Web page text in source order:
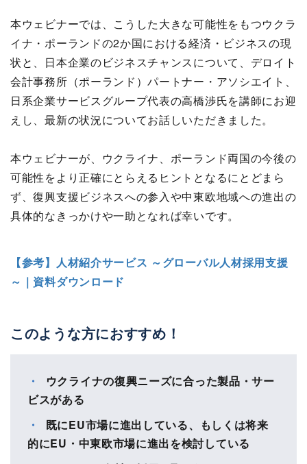
本ウェビナーでは、こうした大きな可能性をもつウクラ
イナ・ポーランドの2か国における経済・ビジネスの現
状と、日本企業のビジネスチャンスについて、デロイト
会計事務所（ポーランド）パートナー・アソシエイト、
日系企業サービスグループ代表の高橋渉氏を講師にお迎
えし、最新の状況についてお話しいただきました。
本ウェビナーが、ウクライナ、ポーランド両国の今後の
可能性をより正確にとらえるヒントとなるにとどまら
ず、復興支援ビジネスへの参入や中東欧地域への進出の
具体的なきっかけや一助となれば幸いです。
【参考】人材紹介サービス ～グローバル人材採用支援
～｜資料ダウンロード
このような方におすすめ！
ウクライナの復興ニーズに合った製品・サー
ビスがある
既にEU市場に進出している、もしくは将来
的にEU・中東欧市場に進出を検討している